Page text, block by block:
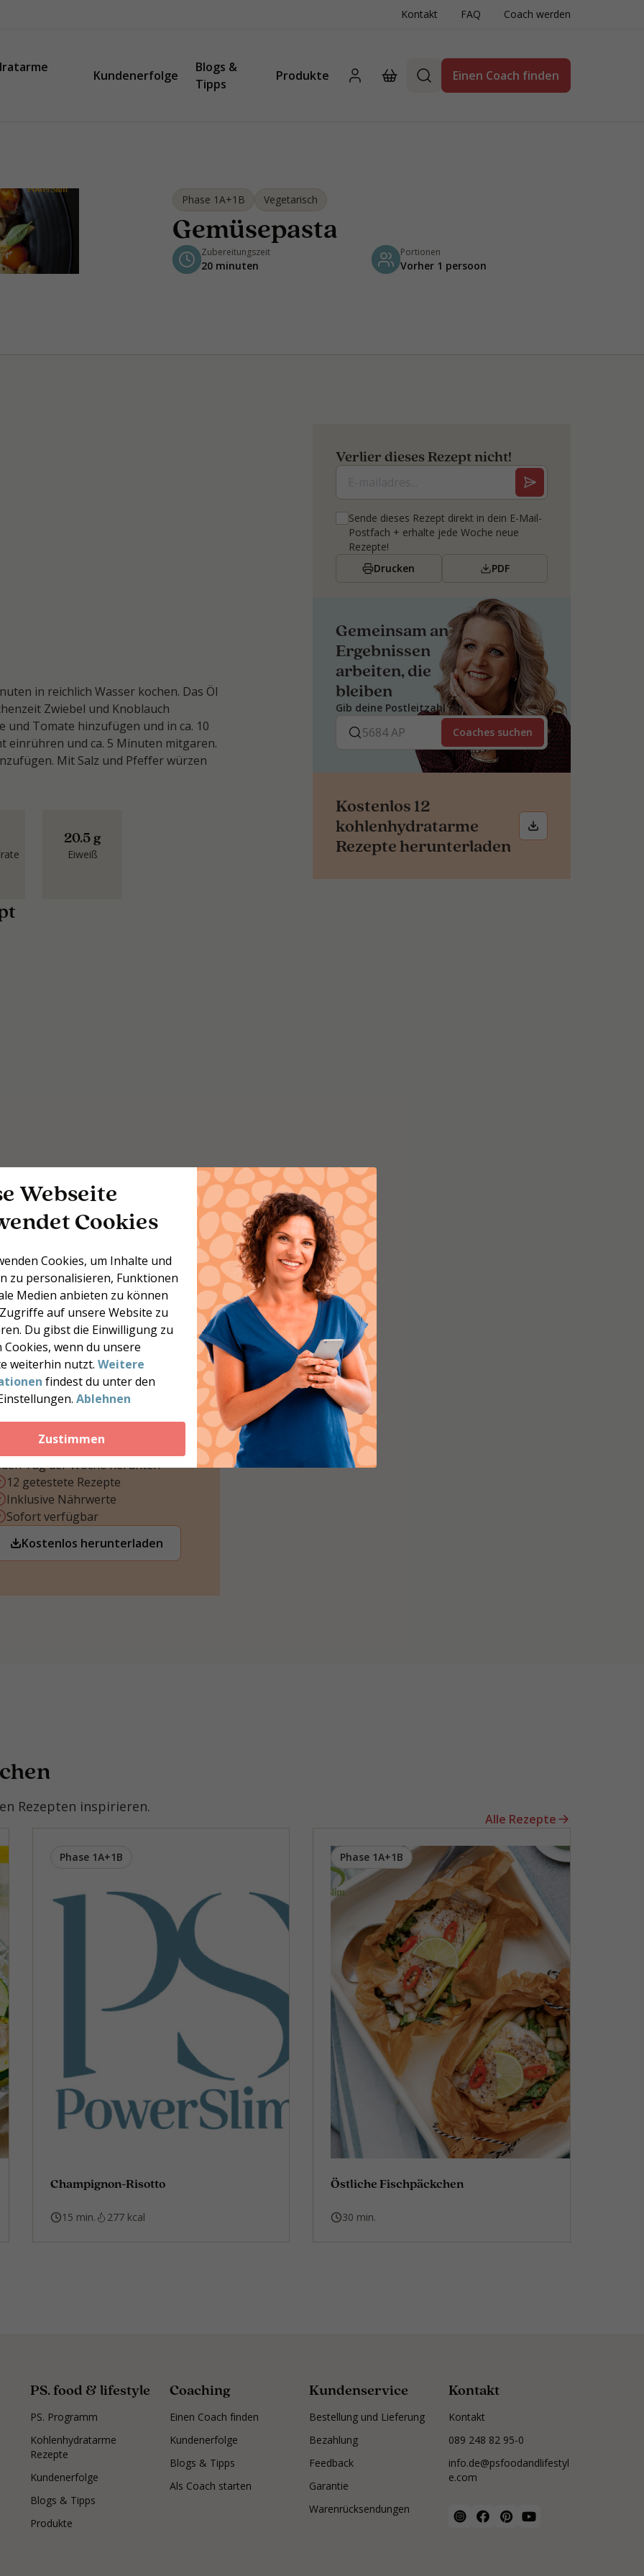
Webseite
Cookies
Cookies, um Inhalte und
zu personalisieren, Funktionen
Medien anbieten zu können
auf unsere Website zu
Du gibst die Einwilligung zu
Cookies, wenn du unsere
weiterhin nutzt. Weitere
findest du unter den
Ablehnen
Zustimmen
Kontakt FAQ Coach werden
Kundenerfolge
Blogs &
Tipps
Produkte Einen Coach finden
Phase 1A+1B Vegetarisch
Gemüsepasta
Zubereitungszeit
20 minuten
Portionen
Vorher 1 persoon
in reichlich Wasser kochen. Das Öl
Zwiebel und Knoblauch
und Tomate hinzufügen und in ca. 10
einrühren und ca. 5 Minuten mitgaren.
Mit Salz und Pfeffer würzen
20.5 g
Eiweiß
kohlenhydratarme
du mehr leckere,
12 inspirierenden Rezepten für
Tag der Woche herunter.
12 getestete Rezepte
Inklusive Nährwerte
Sofort verfügbar
Kostenlos herunterladen
Verlier dieses Rezept nicht!
Sende dieses Rezept direkt in dein E-Mail-
Postfach + erhalte jede Woche neue
Rezepte!
Drucken
PDF
Gemeinsam an
Ergebnissen
arbeiten, die
bleiben
Gib deine Postleitzahl ein
Coaches suchen
Kostenlos 12
kohlenhydratarme
Rezepte herunterladen
Rezepten inspirieren.
Alle Rezepte
Phase 1A+1B
Champignon-Risotto
15 min. 277 kcal
Phase 1A+1B
Östliche Fischpäckchen
30 min.
PS. food & lifestyle
PS. Programm
Kohlenhydratarme
Rezepte
Kundenerfolge
Blogs & Tipps
Produkte
Coaching
Einen Coach finden
Kundenerfolge
Blogs & Tipps
Als Coach starten
Kundenservice
Bestellung und Lieferung
Bezahlung
Feedback
Garantie
Warenrücksendungen
Kontakt
Kontakt
089 248 82 95-0
info.de@psfoodandlifestyl
e.com